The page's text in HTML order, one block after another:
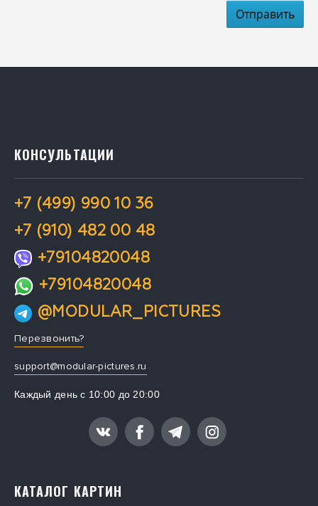
Отправить
КАТАЛОГ КАРТИН
КОНСУЛЬТАЦИИ
+7 (499) 990 10 36
+7 (910) 482 00 48
+79104820048
+79104820048
@MODULAR_PICTURES
Перезвонить?
support@modular-pictures.ru
Каждый день с 10:00 до 20:00